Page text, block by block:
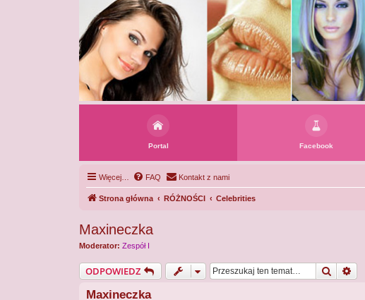
Portal Facebook
Więcej… FAQ Kontakt z nami
Strona główna RÓŻNOŚCI Celebrities
Maxineczka
Moderator: Zespół I
ODPOWIEDZ Szukaj
Maxineczka